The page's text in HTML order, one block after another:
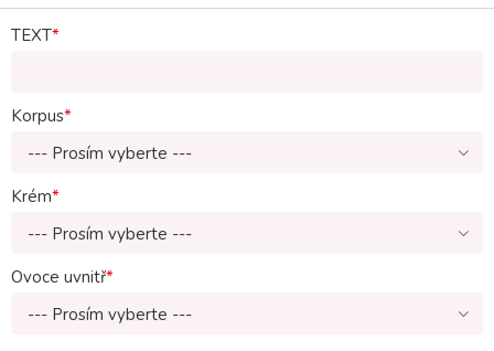
TEXT
Korpus
--- Prosím vyberte ---
Krém
--- Prosím vyberte ---
Ovoce uvnitř
--- Prosím vyberte ---